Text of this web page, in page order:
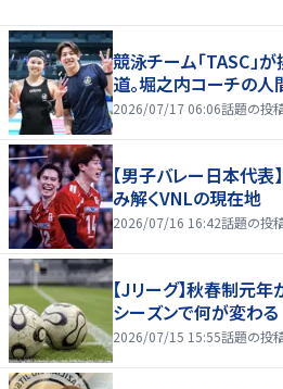
競泳チーム「TASC」
道。堀之内コーチの
2026/07/17 06:06話題の投
【男子バレー日本代
み解くVNLの現在地
2026/07/16 16:42話題の投
【Jリーグ】秋春制元
シーズンで何が変わる
2026/07/15 15:55話題の投